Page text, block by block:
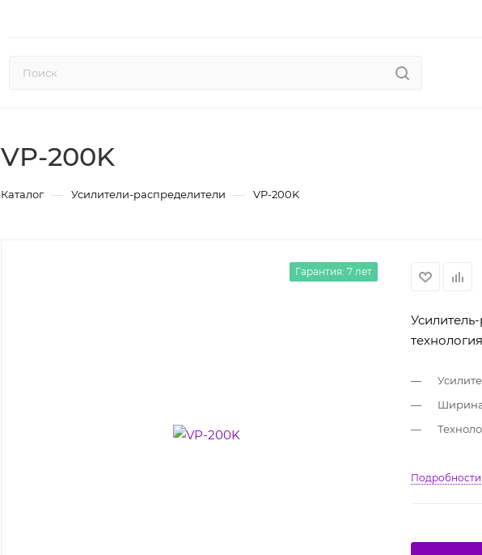
VP-200K
Каталог — Усилители-раcпределители — VP-200K
Гарантия: 7 лет
Ширина
Подробности